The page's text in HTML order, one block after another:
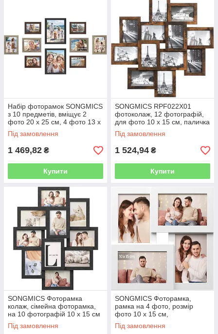
Набір фоторамок SONGMICS
з 10 предметів, вміщує 2
фото 20 x 25 см, 4 фото 13 x
18 см, 4 фото 10 x 15 см,
червоно-коричневий, сірий
Під замовлення
1 469,82 ₴
Купити
SONGMICS RPF022X01
фотоколаж, 12 фотографій,
для фото 10 х 15 см, паличка
колаж, різнокольоровий
Під замовлення
1 524,94 ₴
Купити
SONGMICS Фоторамка
колаж, сімейна фоторамка,
на 10 фотографій 10 x 15 см
(4x6"), виготовлена ​​з МДФ,
необхідна збірка, чорна
Під замовлення
SONGMICS Фоторамка,
рамка на 4 фото, розмір
фото 10 х 15 см,
фотогалерея, скло, білий
RPF25WT
Під замовлення